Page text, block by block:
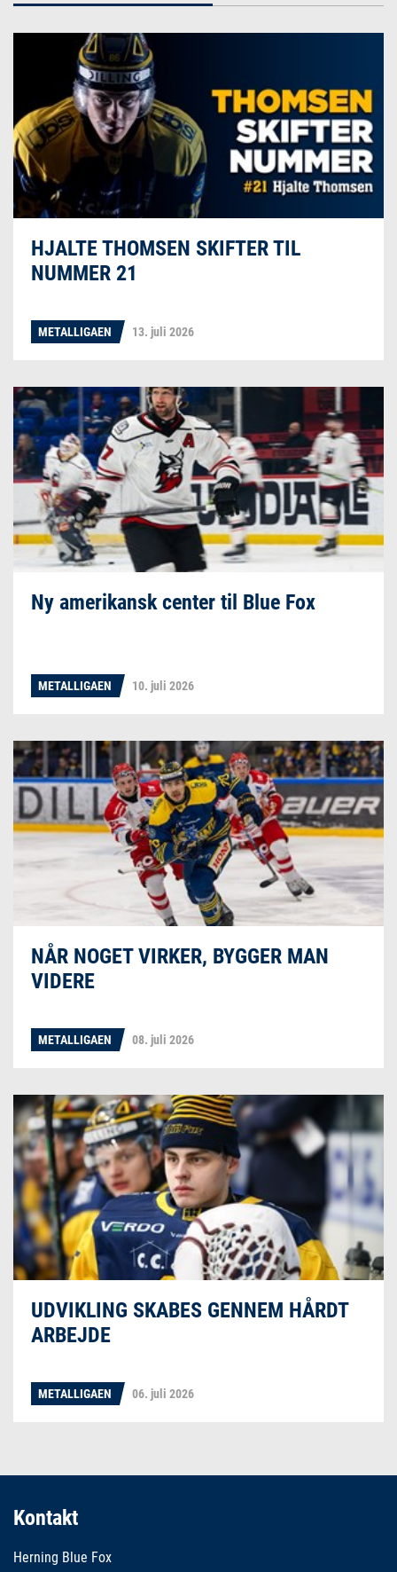
HJALTE THOMSEN SKIFTER TIL
NUMMER 21
METALLIGAEN 13. juli 2026
Ny amerikansk center til Blue Fox
METALLIGAEN 10. juli 2026
NÅR NOGET VIRKER, BYGGER MAN
VIDERE
METALLIGAEN 08. juli 2026
UDVIKLING SKABES GENNEM HÅRDT
ARBEJDE
METALLIGAEN 06. juli 2026
Kontakt
Herning Blue Fox